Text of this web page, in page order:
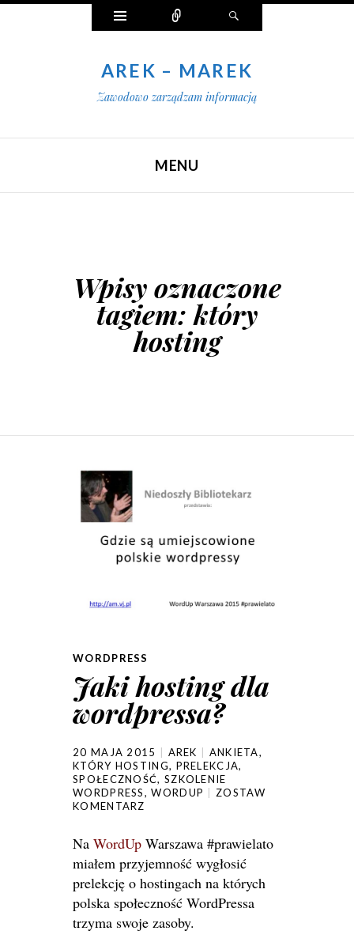
Widgety
AREK – MAREK
Zawodowo zarządzam informacją
MENU
Wpisy oznaczone
tagiem:który
hosting
WORDPRESS
Jaki hosting dla
wordpressa?
20 MAJA 2015 AREK ANKIETA,
KTÓRY HOSTING, PRELEKCJA,
SPOŁECZNOŚĆ, SZKOLENIE
WORDPRESS,WORDUP
ZOSTAW
KOMENTARZ
Na WordUp Warszawa #prawielato
miałem przyjemność wygłosić
prelekcję o hostingach na których
polska społeczność WordPressa
trzyma swoje zasoby.